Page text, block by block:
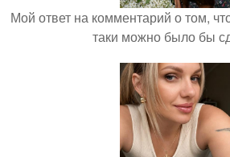
Мой ответ на комментарий о том,
таки можно было бы